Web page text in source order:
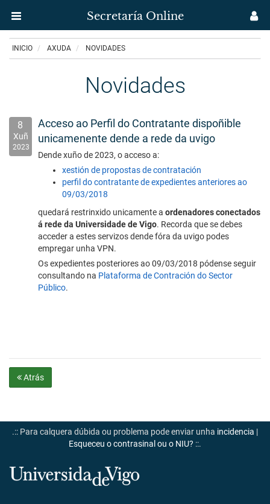
Secretaría Online
Secretaría
INICIO AXUDA NOVIDADES
Novidades
8
Xuñ
2023
Acceso ao Perfil do Contratante dispoñible
unicamenente dende a rede da uvigo
Dende xuño de 2023, o acceso a:
xestión de propostas de contratación
perfil do contratante de expedientes anteriores ao
09/03/2018
quedará restrinxido unicamente a ordenadores conectados
á rede da Universidade de Vigo. Recorda que se debes
acceder a estes servizos dende fóra da uvigo podes
empregar unha VPN.
Os expedientes posteriores ao 09/03/2018 pódense seguir
consultando na Plataforma de Contración do Sector
Público.
Atrás
.:: Para calquera dúbida ou problema pode enviar unha incidencia |
Esqueceu o contrasinal ou o NIU? ::.
Universidade